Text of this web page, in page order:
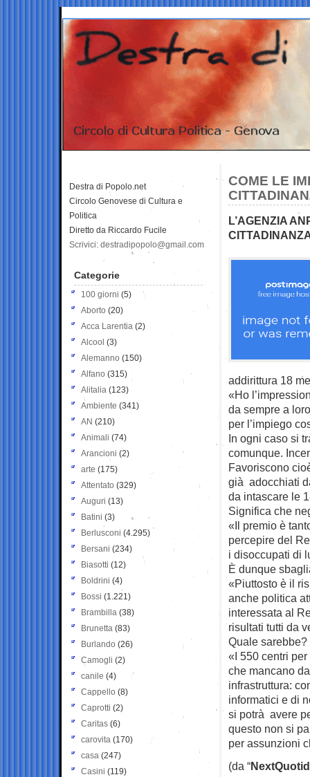
COME LE
L’AGENZIA
addirittura 18
«Ho
da sempre a
per l’impiego
In ogni caso si
comunque.
Favoriscono
già adocchiati
da intascare le
Significa che
«Il premio è
percepire del
i disoccupati di
È dunque
«Piuttosto è il
anche politica
interessata al
risultati tutti da
Quale sarebbe?
«I 550 centri
che mancano
infrastruttura:
informatici e di
si potrà avere
questo non si
per assunzioni
(da “
Destra di Popolo.net
Circolo Genovese di Cultura e
Politica
Diretto da Riccardo Fucile
Scrivici: destradipopolo@gmail.com
Categorie
100 giorni (5)
Aborto (20)
Acca Larentia (2)
Alcool (3)
Alemanno (150)
Alfano (315)
Alitalia (123)
Ambiente (341)
AN (210)
Animali (74)
Arancioni (2)
arte (175)
Attentato (329)
Auguri (13)
Batini (3)
Berlusconi (4.295)
Bersani (234)
Biasotti (12)
Boldrini (4)
Bossi (1.221)
Brambilla (38)
Brunetta (83)
Burlando (26)
Camogli (2)
canile (4)
Cappello (8)
Caprotti (2)
Caritas (6)
carovita (170)
casa (247)
Casini (119)